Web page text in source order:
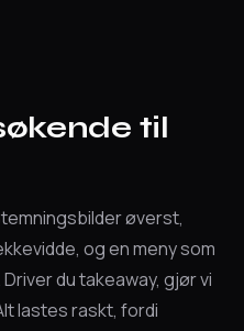
til
øverst,
og en meny som
du takeaway, gjør vi
lastes raskt, fordi